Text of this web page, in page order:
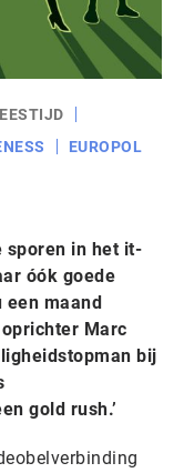
EUROPOL
sporen in het it-
óók goede
een maand
Marc
bij
gold rush.’